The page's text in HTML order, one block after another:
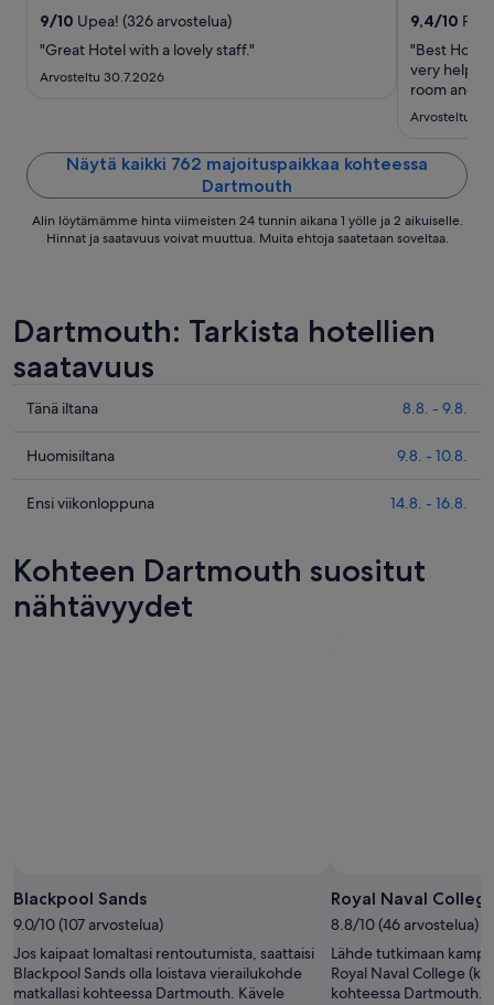
9/10 Upea! (326 arvostelua)
"Great Hotel with a lovely staff."
Arvosteltu 30.7.2026
9,4/10
"Best Hotel
very
room and
there."
Arvosteltu
Näytä kaikki 762 majoituspaikkaa kohteessa
Dartmouth
Alin löytämämme hinta viimeisten 24 tunnin aikana 1 yölle ja 2 aikuiselle.
Hinnat ja saatavuus voivat muuttua. Muita ehtoja saatetaan soveltaa.
Dartmouth: Tarkista hotellien
saatavuus
Tarkista
Dartmouth
täksi
8.8.
9.8.
Tänä iltana 8.8. - 9.8.
Tarkista
Dartmouth
eli
9.8.
-
Huomisiltana 9.8. - 10.8.
Tarkista
hinnat
ensi
viikonlopuksi
Ensi viikonloppuna 14.8. - 16.8.
Kohteen Dartmouth suositut
nähtävyydet
valokuva:
Ryan
Burke
Blackpool Sands
9.0/10 (107 arvostelua)
Jos kaipaat lomaltasi rentoutumista, saattaisi
Blackpool Sands olla loistava vierailukohde
matkallasi kohteessa Dartmouth. Kävele
Royal Naval
8.8/10 (46 arvostelua)
Lähde tutkimaan
Royal Naval College
kohteessa Dartmouth.